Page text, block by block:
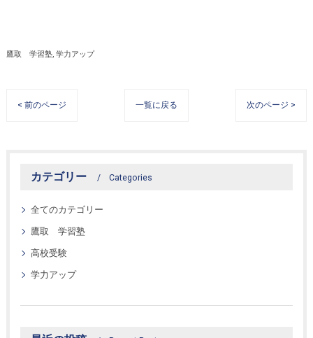
鷹取 学習塾 学力アップ
< 前のページ 一覧に戻る 次のページ >
カテゴリー Categories
全てのカテゴリー
鷹取 学習塾
高校受験
学力アップ